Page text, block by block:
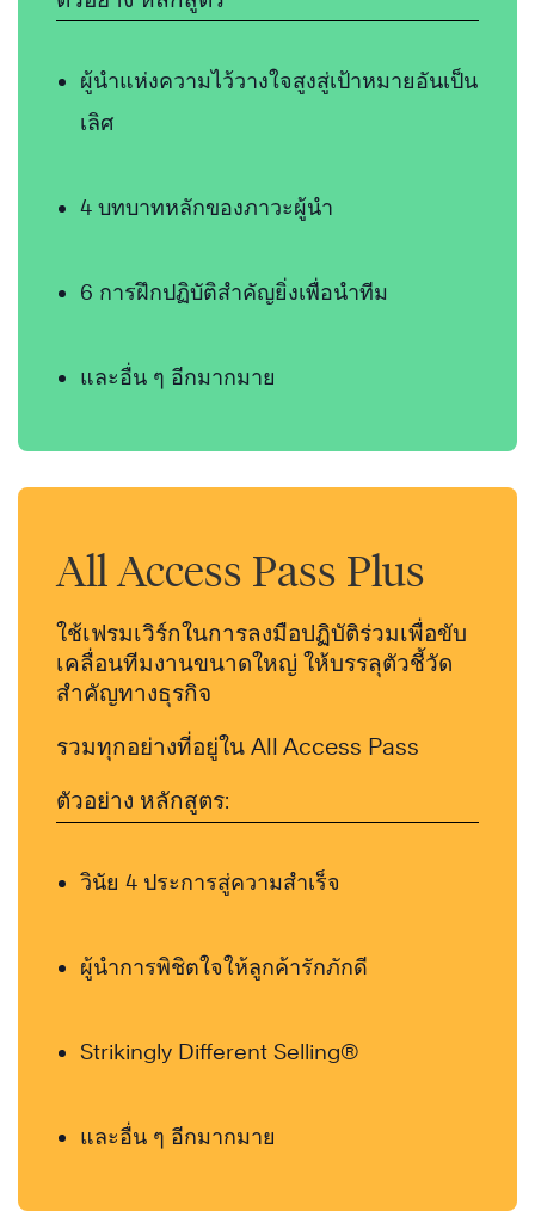
ผู้นำแห่งความไว้วางใจสูงสู่เป้าหมายอันเป็น
เลิศ
4 บทบาทหลักของภาวะผู้นำ
6 การฝึกปฏิบัติสำคัญยิ่งเพื่อนำทีม
และอื่น ๆ อีกมากมาย
All Access Pass Plus
ใช้เฟรมเวิร์กในการลงมือปฏิบัติร่วมเพื่อขับ
เคลื่อนทีมงานขนาดใหญ่ ให้บรรลุตัวชี้วัด
สำคัญทางธุรกิจ
รวมทุกอย่างที่อยู่ใน All Access Pass
ตัวอย่าง หลักสูตร:
วินัย 4 ประการสู่ความสำเร็จ
ผู้นำการพิชิตใจให้ลูกค้ารักภักดี
Strikingly Different Selling®
และอื่น ๆ อีกมากมาย